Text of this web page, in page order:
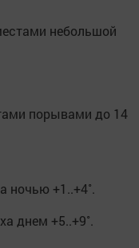
небольшой
порывами до 14
ночью +1..+4˚.
днем +5..+9˚.